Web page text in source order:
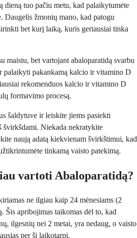
dieną tuo pačiu metu, kad palaikytumėte
Daugelis žmonių mano, kad patogu
bet kurį laiką, kuris geriausiai tinka
maistu, bet vartojant abaloparatidą svarbu
palaikyti pakankamą kalcio ir vitamino D
rekomenduos kalcio ir vitamino D
formavimo procesą.
šaldytuve ir leiskite jiems pasiekti
švirkšdami. Niekada nekratykite
naują adatą kiekvienam švirkštimui, kad
tinkamą vaisto patekimą.
vartoti Abaloparatidą?
ne ilgiau kaip 24 mėnesiams (2
Šis apribojimas taikomas dėl to, kad
ilgesnių nei 2 metai, yra nedaug, o vaisto
per šį laikotarpį.